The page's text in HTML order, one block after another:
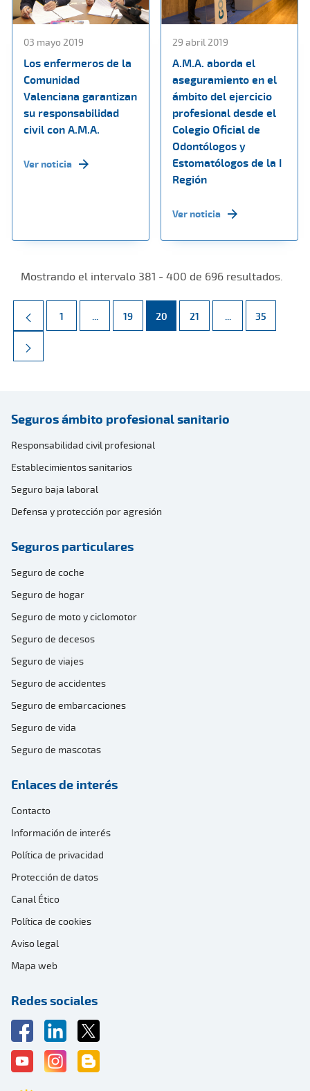
03 mayo 2019
Los enfermeros de la
Comunidad
Valenciana garantizan
su responsabilidad
civil con A.M.A.
Ver noticia
29 abril 2019
A.M.A. aborda el
aseguramiento en el
ámbito del ejercicio
profesional desde el
Colegio Oficial de
Odontólogos y
Estomatólogos de la I
Región
Ver noticia
Mostrando el intervalo 381 - 400 de 696 resultados.
Página
1 ... Páginas intermedias Use TAB para desplazarse.
Página
19 Página
20 Página
21 ... Páginas
Página
35
Seguros ámbito profesional sanitario
Responsabilidad civil profesional
Establecimientos sanitarios
Seguro baja laboral
Defensa y protección por agresión
Seguros particulares
Seguro de coche
Seguro de hogar
Seguro de moto y ciclomotor
Seguro de decesos
Seguro de viajes
Seguro de accidentes
Seguro de embarcaciones
Seguro de vida
Seguro de mascotas
Enlaces de interés
Contacto
Información de interés
Política de privacidad
Protección de datos
Canal Ético
Política de cookies
Aviso legal
Mapa web
Redes sociales